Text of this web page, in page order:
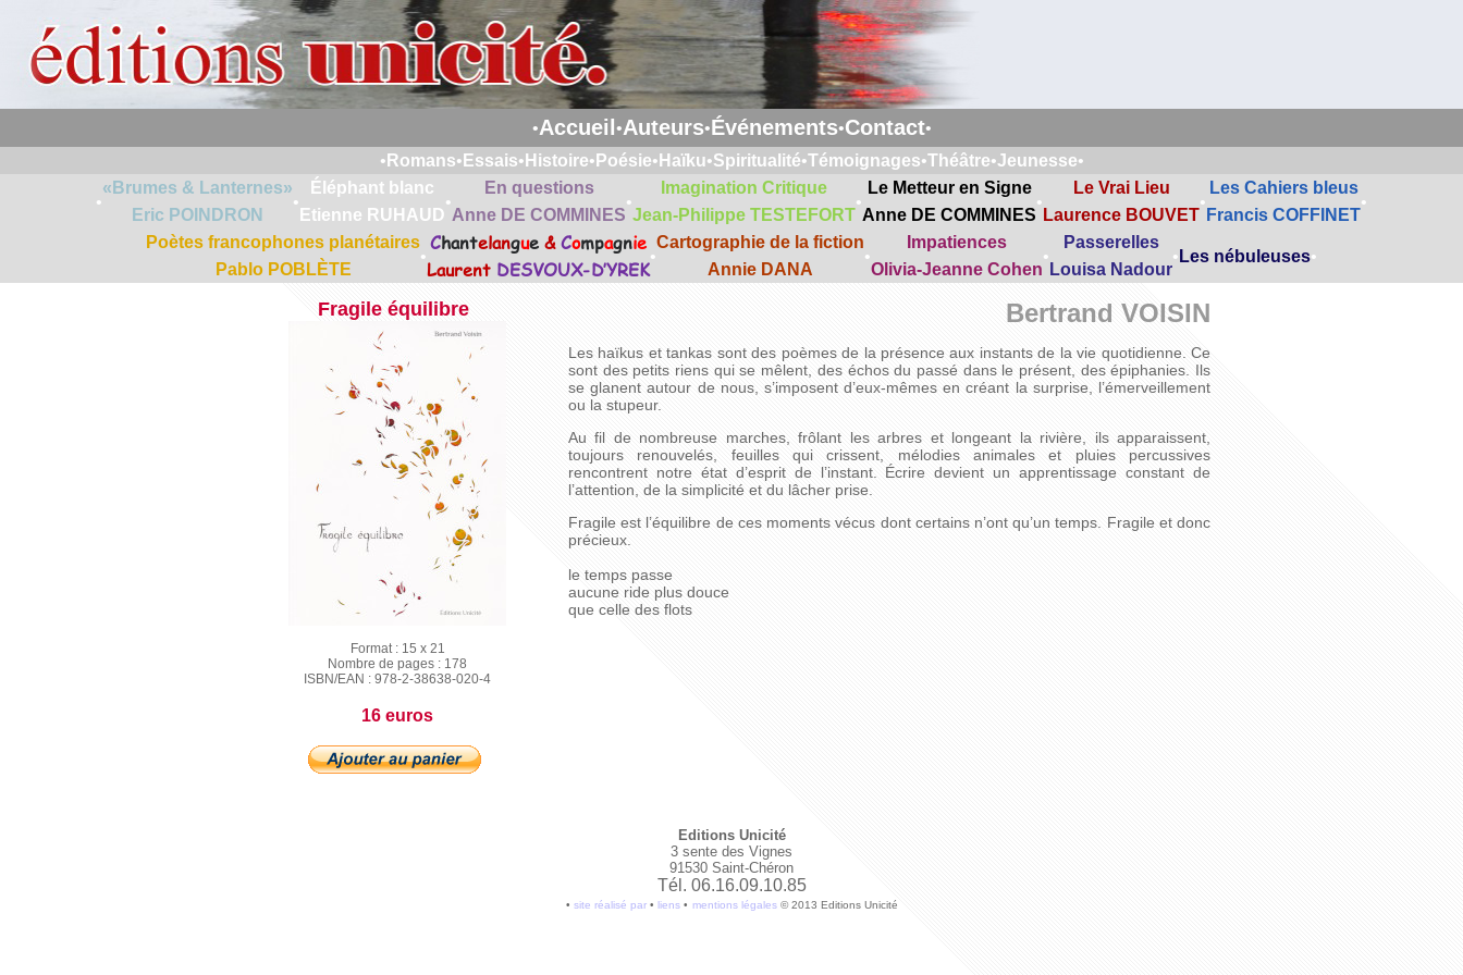
•Accueil •Auteurs•Événements•Contact•
• Romans• Essais• Histoire• Poésie• Haïku•Spiritualité•Témoignages•Théâtre•Jeunesse•
•
«Brumes & Lanternes»
Eric POINDRON
•
Éléphant blanc
Etienne RUHAUD
•
En questions
Anne DE COMMINES
•
Imagination Critique
Jean-Philippe TESTEFORT
•
Le Metteur en Signe
Anne DE COMMINES
•
Le Vrai Lieu
Laurence BOUVET
•
Les Cahiers bleus
Francis COFFINET
•
Poètes francophones planétaires
Pablo POBLÈTE
•
Chantelangue & Compagnie
Laurent DESVOUX-D’YREK
•
Cartographie de la fiction
Annie DANA
•
Impatiences
Olivia-Jeanne Cohen
•
Passerelles
Louisa Nadour
• Les nébuleuses•
Fragile équilibre
Format : 15 x 21
Nombre de pages : 178
ISBN/EAN : 978-2-38638-020-4
16 euros
Bertrand VOISIN
Les haïkus et tankas sont des poèmes de la présence aux instants de la vie quotidienne. Ce
sont des petits riens qui se mêlent, des échos du passé dans le présent, des épiphanies. Ils
se glanent autour de nous, s’imposent d’eux-mêmes en créant la surprise, l’émerveillement
ou la stupeur.
Au fil de nombreuse marches, frôlant les arbres et longeant la rivière, ils apparaissent,
toujours renouvelés, feuilles qui crissent, mélodies animales et pluies percussives
rencontrent notre état d’esprit de l’instant. Écrire devient un apprentissage constant de
l’attention, de la simplicité et du lâcher prise.
Fragile est l’équilibre de ces moments vécus dont certains n’ont qu’un temps. Fragile et donc
précieux.
le temps passe
aucune ride plus douce
que celle des flots
Editions Unicité
3 sente des Vignes
91530 Saint-Chéron
Tél. 06.16.09.10.85
• site réalisé par• liens • mentions légales© 2013 Editions Unicité